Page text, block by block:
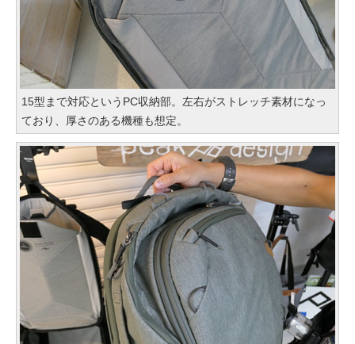
15型まで対応というPC収納部。左右がストレッチ素材になっ
ており、厚さのある機種も想定。